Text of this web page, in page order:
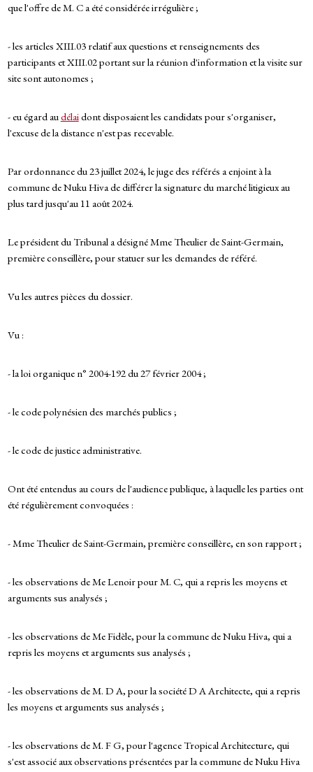
que l'offre de M. C a été considérée irrégulière ;
- les articles XIII.03 relatif aux questions et renseignements des
participants et XIII.02 portant sur la réunion d'information et la visite sur
site sont autonomes ;
- eu égard audélaidont disposaient les candidats pour s'organiser,
l'excuse de la distance n'est pas recevable.
Par ordonnance du 23 juillet 2024, le juge des référés a enjoint à la
commune de Nuku Hiva de différer la signature du marché litigieux au
plus tard jusqu'au 11 août 2024.
Le président du Tribunal a désigné Mme Theulier de Saint-Germain,
première conseillère, pour statuer sur les demandes de référé.
Vu les autres pièces du dossier.
Vu :
- la loi organique n° 2004-192 du 27 février 2004 ;
- le code polynésien des marchés publics ;
- le code de justice administrative.
Ont été entendus au cours de l'audience publique, à laquelle les parties ont
été régulièrement convoquées :
- Mme Theulier de Saint-Germain, première conseillère, en son rapport ;
- les observations de Me Lenoir pour M. C, qui a repris les moyens et
arguments sus analysés ;
- les observations de Me Fidèle, pour la commune de Nuku Hiva, qui a
repris les moyens et arguments sus analysés ;
- les observations de M. D A, pour la société D A Architecte, qui a repris
les moyens et arguments sus analysés ;
- les observations de M. F G, pour l'agence Tropical Architecture, qui
s'est associé aux observations présentées par la commune de Nuku Hiva